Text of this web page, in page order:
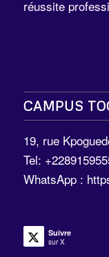
réussite
CAMPUS
19, rue
Tel:
WhatsApp :
Suivre
sur X